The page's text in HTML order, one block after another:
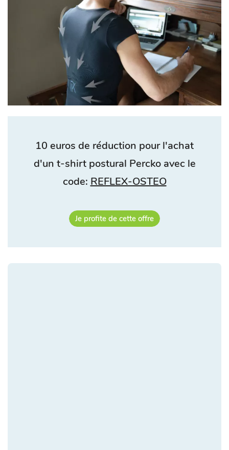
10 euros de réduction pour l'achat
d'un t-shirt postural Percko avec le
code:REFLEX-OSTEO
Je profite de cette offre